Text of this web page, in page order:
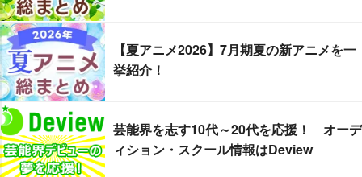
【夏アニメ2026】7月期夏の新アニメを一
挙紹介！
芸能界を志す10代～20代を応援！ オーデ
ィション・スクール情報はDeview